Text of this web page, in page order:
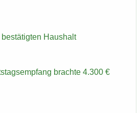
Haus­halt
brach­te 4.300 €